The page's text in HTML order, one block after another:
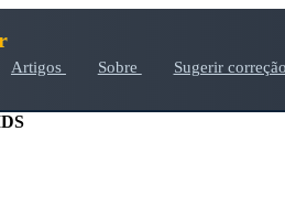
Artigos Sobre Sugerir